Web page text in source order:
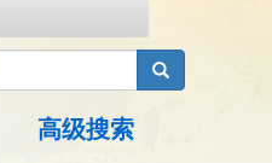
搜索
高级搜索